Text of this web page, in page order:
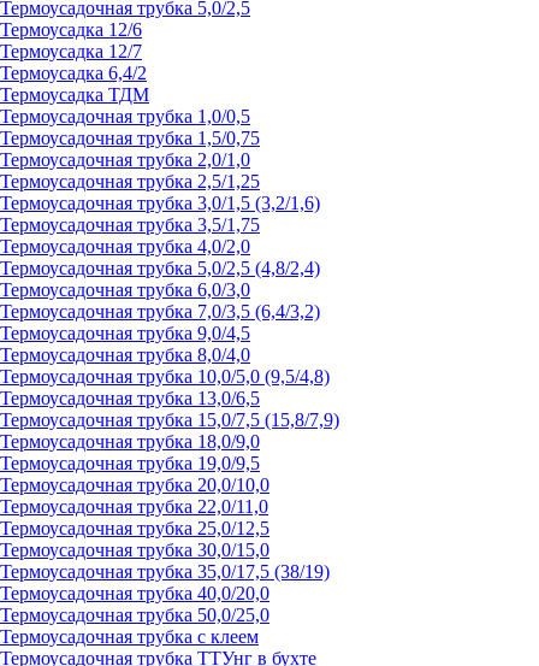
Термоусадочная трубка 5,0/2,5
Термоусадка 12/6
Термоусадка 12/7
Термоусадка 6,4/2
Термоусадка ТДМ
Термоусадочная трубка 1,0/0,5
Термоусадочная трубка 1,5/0,75
Термоусадочная трубка 2,0/1,0
Термоусадочная трубка 2,5/1,25
Термоусадочная трубка 3,0/1,5 (3,2/1,6)
Термоусадочная трубка 3,5/1,75
Термоусадочная трубка 4,0/2,0
Термоусадочная трубка 5,0/2,5 (4,8/2,4)
Термоусадочная трубка 6,0/3,0
Термоусадочная трубка 7,0/3,5 (6,4/3,2)
Термоусадочная трубка 9,0/4,5
Термоусадочная трубка 8,0/4,0
Термоусадочная трубка 10,0/5,0 (9,5/4,8)
Термоусадочная трубка 13,0/6,5
Термоусадочная трубка 15,0/7,5 (15,8/7,9)
Термоусадочная трубка 18,0/9,0
Термоусадочная трубка 19,0/9,5
Термоусадочная трубка 20,0/10,0
Термоусадочная трубка 22,0/11,0
Термоусадочная трубка 25,0/12,5
Термоусадочная трубка 30,0/15,0
Термоусадочная трубка 35,0/17,5 (38/19)
Термоусадочная трубка 40,0/20,0
Термоусадочная трубка 50,0/25,0
Термоусадочная трубка с клеем
Термоусадочная трубка ТТУнг в бухте